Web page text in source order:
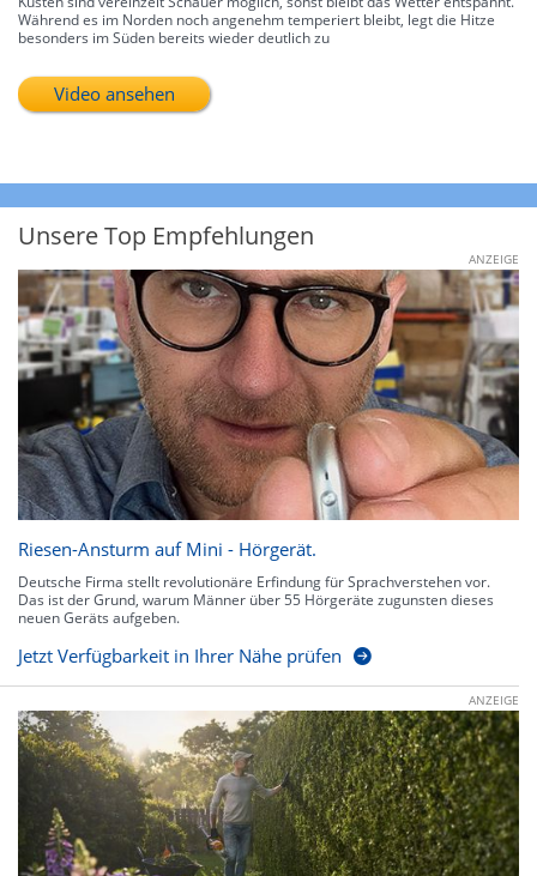
Während es im Norden noch angenehm temperiert bleibt, legt die Hitze
besonders im Süden bereits wieder deutlich zu
Video ansehen
Unsere Top Empfehlungen
ANZEIGE
Riesen-Ansturm auf Mini - Hörgerät.
Deutsche Firma stellt revolutionäre Erfindung für Sprachverstehen vor.
Das ist der Grund, warum Männer über 55 Hörgeräte zugunsten dieses
neuen Geräts aufgeben.
Jetzt Verfügbarkeit in Ihrer Nähe prüfen
ANZEIGE